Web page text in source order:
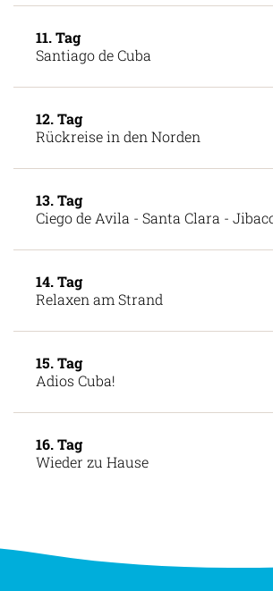
11. Tag
12. Tag
13. Tag
14. Tag
15. Tag
16. Tag